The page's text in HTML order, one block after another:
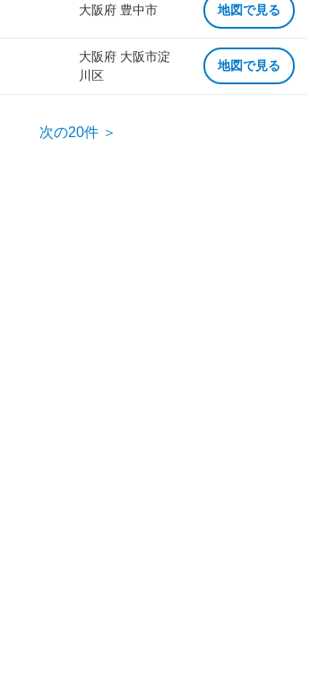
大阪府 豊中市 地図で見る
大阪府 大阪市淀
川区
地図で見る
次の20件 ＞